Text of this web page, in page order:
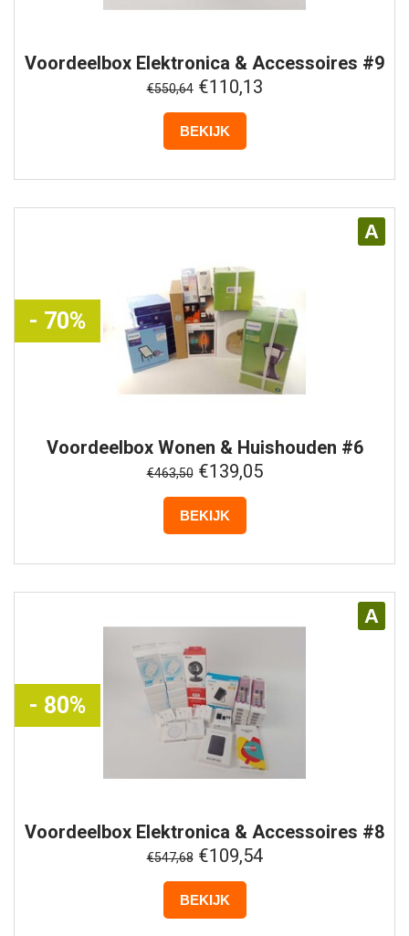
Voordeelbox Elektronica & Accessoires #9
€550,64€110,13
BEKIJK
A
- 70%
VoordeelboxWonen & Huishouden #6
€463,50€139,05
BEKIJK
A
- 80%
Voordeelbox Elektronica & Accessoires #8
€547,68€109,54
BEKIJK